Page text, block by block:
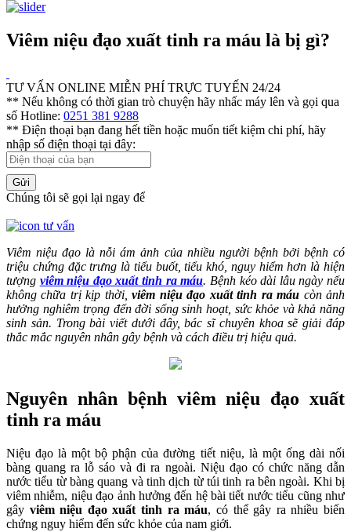
Viêm niệu đạo xuất tinh ra máu là bị gì?
TƯ VẤN ONLINE MIỄN PHÍ TRỰC TUYẾN 24/24
** Nếu không có thời gian trò chuyện hãy nhấc máy lên và gọi qua
số Hotline: 0251 381 9288
** Điện thoại bạn đang hết tiền hoặc muốn tiết kiệm chi phí, hãy
nhập số điện thoại tại đây:
Gửi
Chúng tôi sẽ gọi lại ngay để
Viêm niệu đạo là nỗi ám ảnh của nhiều người bệnh bởi bệnh có
triệu chứng đặc trưng là tiểu buốt, tiểu khó, nguy hiểm hơn là hiện
tượng viêm niệu đạo xuất tinh ra máu. Bệnh kéo dài lâu ngày nếu
không chữa trị kịp thời,viêm niệu đạo xuất tinh ra máu còn ảnh
hưởng nghiêm trọng đến đời sống sinh hoạt, sức khỏe và khả năng
sinh sản. Trong bài viết dưới đây, bác sĩ chuyên khoa sẽ giải đáp
thắc mắc nguyên nhân gây bệnh và cách điều trị hiệu quả.
Nguyên nhân bệnh viêm niệu đạo xuất
tinh ra máu
Niệu đạo là một bộ phận của đường tiết niệu, là một ống dài nối
bàng quang ra lỗ sáo và đi ra ngoài. Niệu đạo có chức năng dẫn
nước tiểu từ bàng quang và tinh dịch từ túi tinh ra bên ngoài. Khi bị
viêm nhiễm, niệu đạo ảnh hưởng đến hệ bài tiết nước tiểu cũng như
gây viêm niệu đạo xuất tinh ra máu, có thể gây ra nhiều biến
chứng nguy hiểm đến sức khỏe của nam giới.